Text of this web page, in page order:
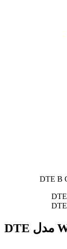
لایت کیور وودپیکر Woodpecker مدل DTE